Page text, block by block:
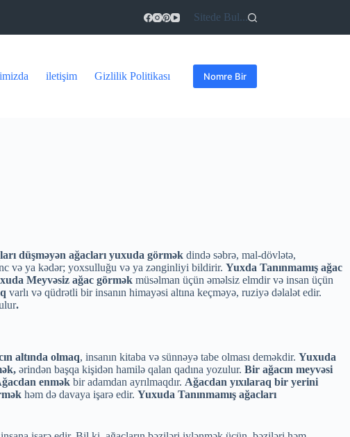
Sitede Bul...
iletişim Gizlilik Politikası Nomre Bir
düşməyən ağacları yuxuda görmək dində səbrə, mal-dövlətə,
və ya kədər; yoxsulluğu və ya zənginliyi bildirir. Yuxda Tanınmamış ağac
Meyvəsiz ağac görmək müsəlman üçün əməlsiz elmdir və insan üçün
varlı və qüdrətli bir insanın himayəsi altına keçməyə, ruziyə dəlalət edir.
.
altında olmaq, insanın kitaba və sünnəyə tabe olması deməkdir. Yuxuda
ərindən başqa kişidən hamilə qalan qadına yozulur. Bir ağacın meyvəsi
enmək bir adamdan ayrılmaqdır. Ağacdan yıxılaraq bir yerini
həm də davaya işarə edir. Yuxuda Tanınmamış ağacları